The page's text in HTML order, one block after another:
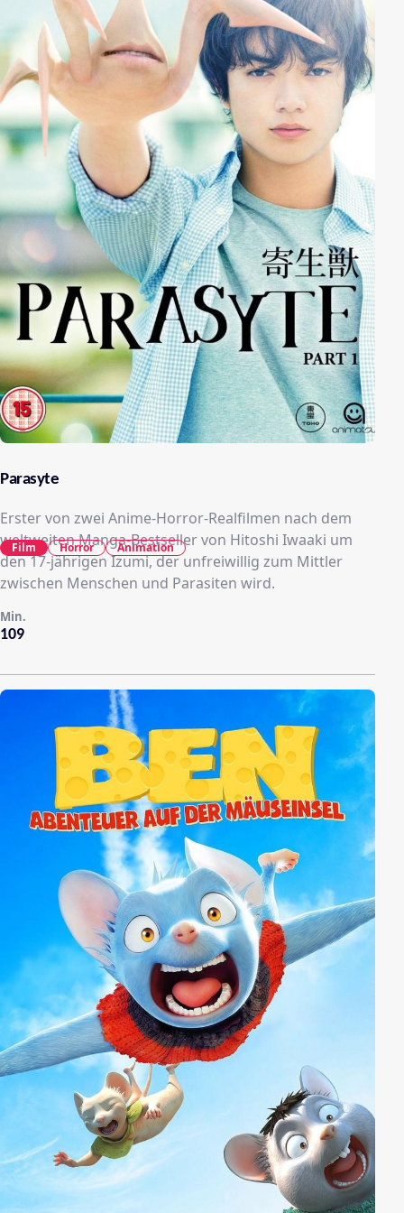
Parasyte
Erster von zwei Anime-Horror-Realfilmen nach dem
weltweiten Manga-Bestseller von Hitoshi Iwaaki um
den 17-jährigen Izumi, der unfreiwillig zum Mittler
zwischen Menschen und Parasiten wird.
109
Min.
Film Horror Animation